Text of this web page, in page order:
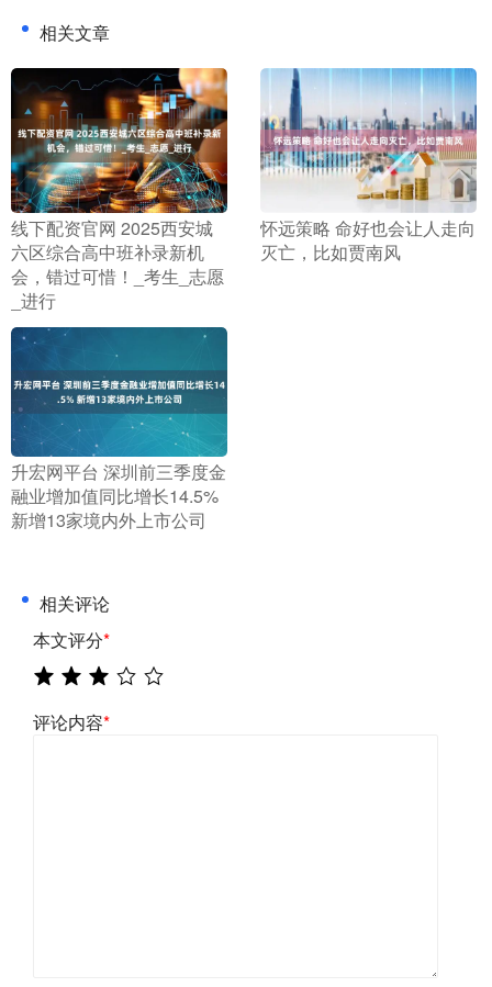
相关文章
​线下配资官网 2025西安城
六区综合高中班补录新机
会，错过可惜！_考生_志愿
_进行
​怀远策略 命好也会让人走向
灭亡，比如贾南风
​升宏网平台 深圳前三季度金
融业增加值同比增长14.5%
新增13家境内外上市公司
相关评论
本文评分*
评论内容*